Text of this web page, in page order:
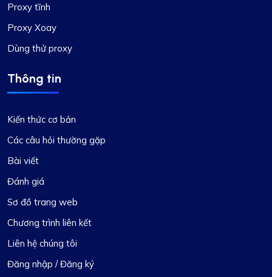
Proxy tĩnh
Proxy Xoay
Dùng thử proxy
Thông tin
Kiến thức cơ bản
Các câu hỏi thường gặp
Bài viết
Đánh giá
Sơ đồ trang web
Chương trình liên kết
Liên hệ chúng tôi
Đăng nhập / Đăng ký